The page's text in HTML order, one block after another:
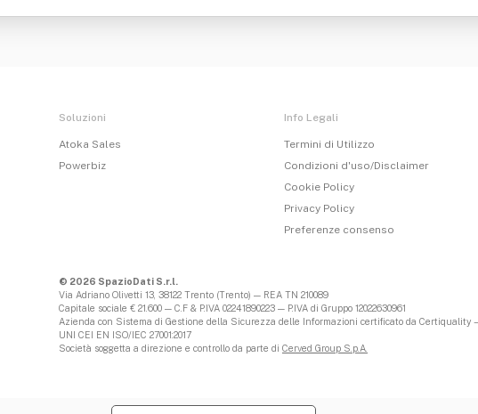
Soluzioni
Atoka Sales
Powerbiz
Info Legali
Termini di Utilizzo
Condizioni d'uso/Disclaimer
Cookie Policy
Privacy Policy
Preferenze consenso
© 2026 SpazioDati S.r.l.
Via Adriano Olivetti 13, 38122 Trento (Trento) — REA TN 210089
Capitale sociale € 21.600 — C.F & P.IVA 02241890223 — P.IVA di Gruppo 12022630961
Azienda con Sistema di Gestione della Sicurezza delle Informazioni certificato da Certiquality –
UNI CEI EN ISO/IEC 27001:2017
Società soggetta a direzione e controllo da parte di Cerved Group S.p.A.